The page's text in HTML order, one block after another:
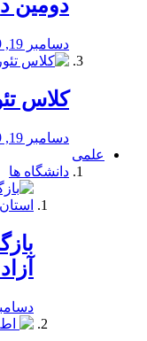
دومین
دسامبر 19, 2019
کلاس
دسامبر 19, 2019
علمی
دانشگاه ها
دسامبر 25,